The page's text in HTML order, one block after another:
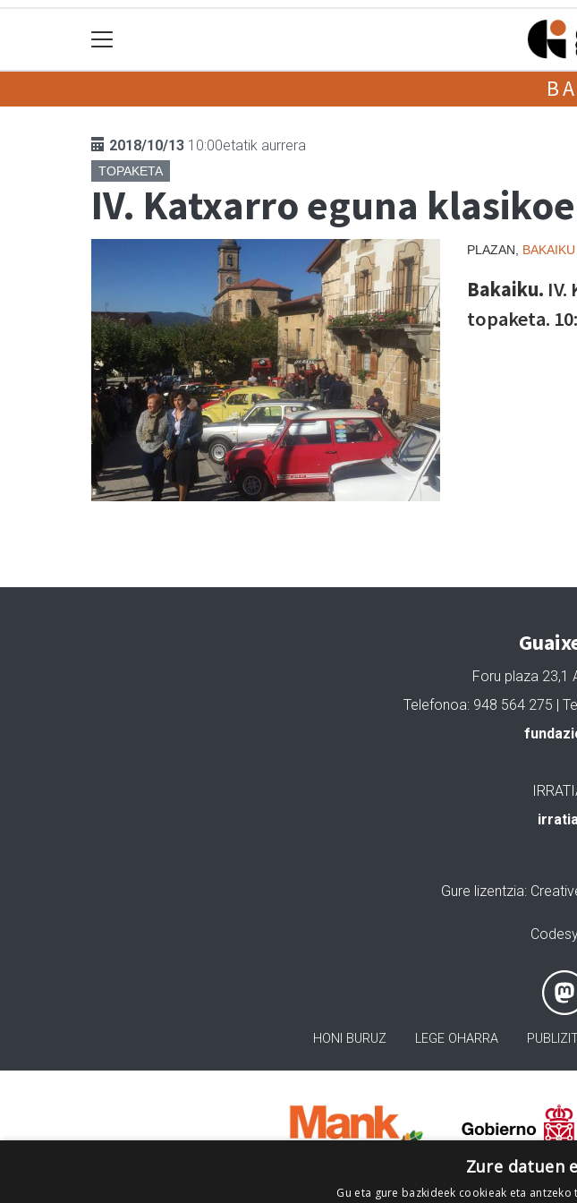
2018/10/13 10:00etatik aurrera
TOPAKETA
IV. Katxarro eguna
PLAZAN, BAKAIKU
Bakaiku.
topaketa.
Foru plaza 23,1
Telefonoa: 948 564 275 |
Gure lizentzia:
HONI BURUZ LEGE OHARRA
Zure datuen
Gu eta gure bazkideek cookieak eta